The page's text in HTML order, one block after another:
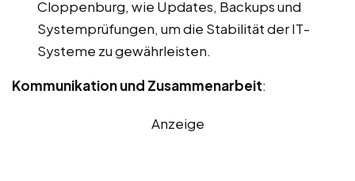
Cloppenburg, wie Updates, Backups und
Systemprüfungen, um die Stabilität der IT-
Systeme zu gewährleisten.
Kommunikation und Zusammenarbeit:
Anzeige